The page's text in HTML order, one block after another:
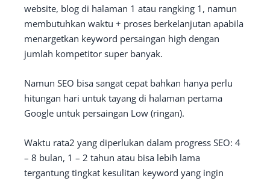
website, blog di halaman 1 atau rangking 1, namun
membutuhkan waktu + proses berkelanjutan apabila
menargetkan keyword persaingan high dengan
jumlah kompetitor super banyak.
Namun SEO bisa sangat cepat bahkan hanya perlu
hitungan hari untuk tayang di halaman pertama
Google untuk persaingan Low (ringan).
Waktu rata2 yang diperlukan dalam progress SEO: 4
– 8 bulan, 1 – 2 tahun atau bisa lebih lama
tergantung tingkat kesulitan keyword yang ingin